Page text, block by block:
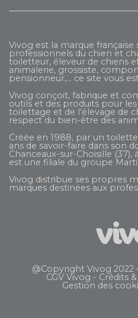
Vivog est la marque
professionnels du chien et
toiletteur, éleveur de chiens
animalerie, grossiste,
pensionneur,... ce site vous
Vivog conçoit, fabrique et
outils et des produits pour
toilettage et de l’élevage de
respect du bien-être des
Créée en 1988, par un
ans de savoir-faire dans son
Chanceaux-sur-Choisille
est une filiale du groupe
Vivog distribue ses propres
marques destinées aux
@Copyright Vivog 2022
CGV Vivog - Crédits
Gestion des